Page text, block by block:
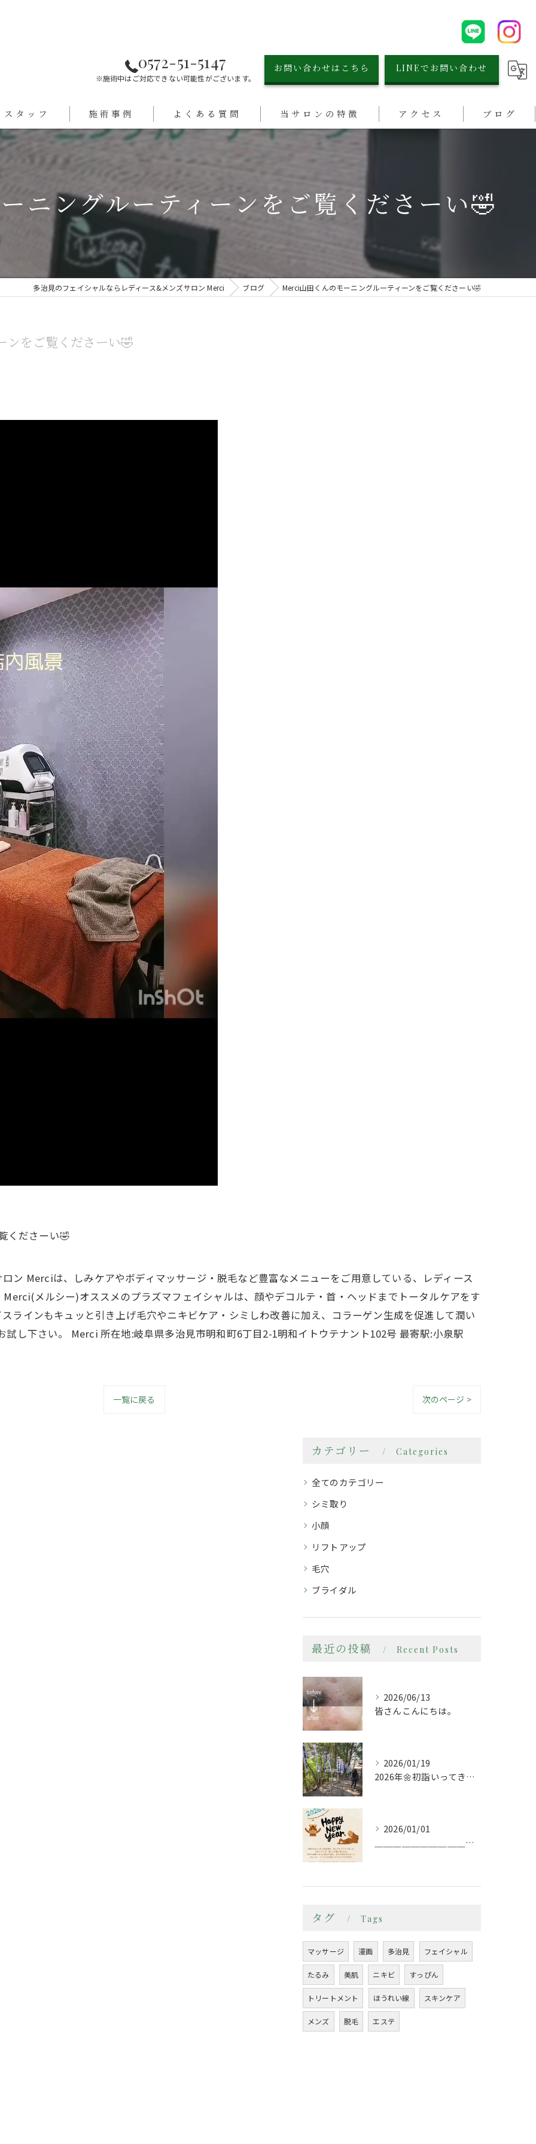
0572-51-5147
※施術中はご対応できない可能性がございます。
お問い合わせはこちら LINEでお問い合わせ
スタッフ 施術事例 よくある質問 当サロンの特徴
リフトアップ
アクセス ブログ
ニングルーティーンをご覧くださーい🤣
多治見のフェイシャルならレディース&メンズサロン Merci ブログ Merci山田くんのモーニングルーティーンをご覧くださーい🤣
ンをご覧くださーい🤣
くださーい🤣
ン Merciは、しみケアやボディマッサージ・脱毛など豊富なメニューをご用意している、レディース
メルシー)オススメのプラズマフェイシャルは、顔やデコルテ・首・ヘッドまでトータルケアをす
ラインもキュッと引き上げ毛穴やニキビケア・シミしわ改善に加え、コラーゲン生成を促進して潤い
し下さい。 Merci 所在地:岐阜県多治見市明和町6丁目2-1明和イトウテナント102号 最寄駅:小泉駅
一覧に戻る 次のページ >
カテゴリー Categories
全てのカテゴリー
シミ取り
小顔
リフトアップ
毛穴
ブライダル
最近の投稿 Recent Posts
2026/06/13
皆さんこんにちは。
2026/01/19
2026年🌼初詣いってきましたー
2026/01/01
＿＿＿＿＿＿＿＿＿＿＿＿＿＿＿＿＿＿＿＿＿＿
タグ Tags
マッサージ 漫画 多治見 フェイシャル
たるみ 美肌 ニキビ すっぴん
トリートメント ほうれい線 スキンケア
メンズ 脱毛 エステ